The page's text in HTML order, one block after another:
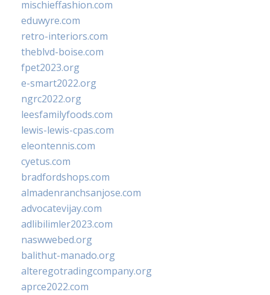
mischieffashion.com
eduwyre.com
retro-interiors.com
theblvd-boise.com
fpet2023.org
e-smart2022.org
ngrc2022.org
leesfamilyfoods.com
lewis-lewis-cpas.com
eleontennis.com
cyetus.com
bradfordshops.com
almadenranchsanjose.com
advocatevijay.com
adlibilimler2023.com
naswwebed.org
balithut-manado.org
alteregotradingcompany.org
aprce2022.com